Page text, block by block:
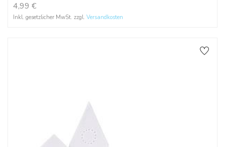
4,99 €
Inkl. gesetzlicher MwSt. zzgl. Versandkosten